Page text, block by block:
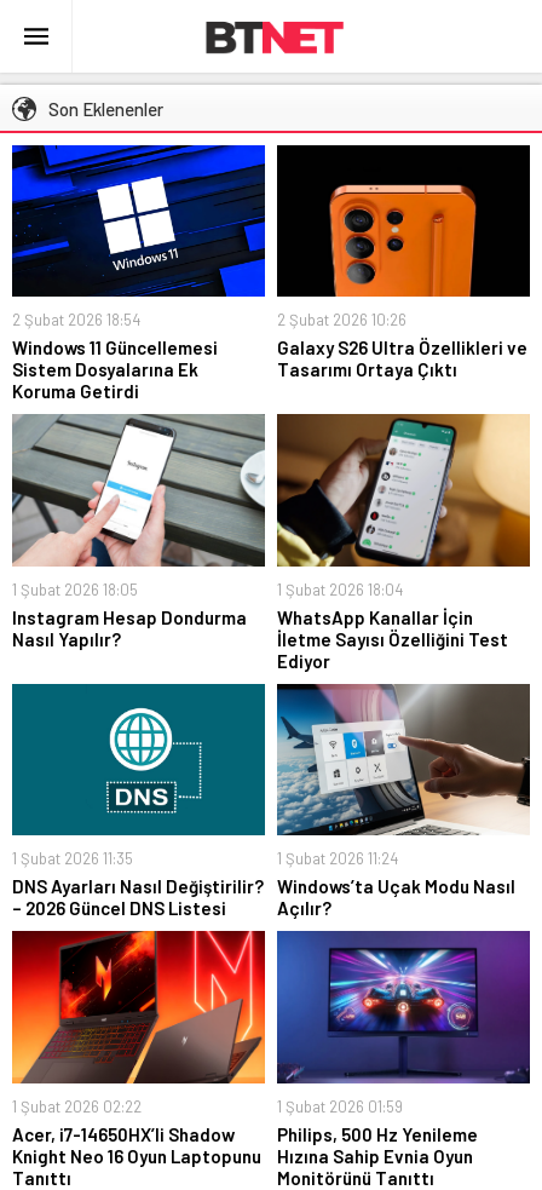
Son Eklenenler
2 Şubat 2026 18:54
Windows 11 Güncellemesi
Sistem Dosyalarına Ek
Koruma Getirdi
2 Şubat 2026 10:26
Galaxy S26 Ultra Özellikleri ve
Tasarımı Ortaya Çıktı
1 Şubat 2026 18:05
Instagram Hesap Dondurma
Nasıl Yapılır?
1 Şubat 2026 18:04
WhatsApp Kanallar İçin
İletme Sayısı Özelliğini Test
Ediyor
1 Şubat 2026 11:35
DNS Ayarları Nasıl Değiştirilir?
– 2026 Güncel DNS Listesi
1 Şubat 2026 11:24
Windows’ta Uçak Modu Nasıl
Açılır?
1 Şubat 2026 02:22
Acer, i7-14650HX’li Shadow
Knight Neo 16 Oyun Laptopunu
Tanıttı
1 Şubat 2026 01:59
Philips, 500 Hz Yenileme
Hızına Sahip Evnia Oyun
Monitörünü Tanıttı